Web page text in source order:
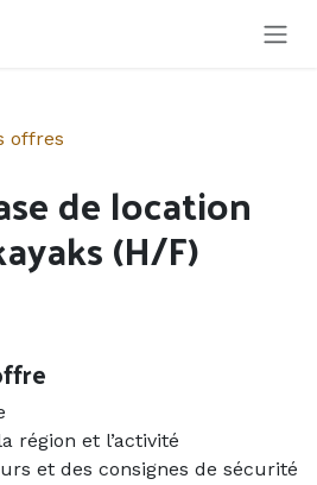
offres
de location
(H/F)
région et l’activité
et des consignes de sécurité